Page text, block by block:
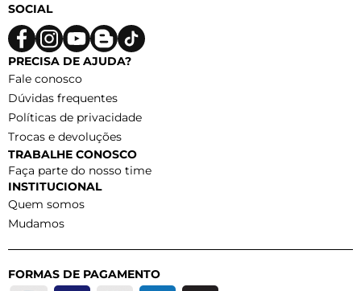
SOCIAL
PRECISA DE AJUDA?
Fale conosco
Dúvidas frequentes
Políticas de privacidade
Trocas e devoluções
TRABALHE CONOSCO
Faça parte do nosso time
INSTITUCIONAL
Quem somos
Mudamos
FORMAS DE PAGAMENTO